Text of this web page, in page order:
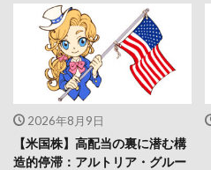
2026年8月9日
【米国株】高配当の裏に潜む構
造的停滞：アルトリア・グルー